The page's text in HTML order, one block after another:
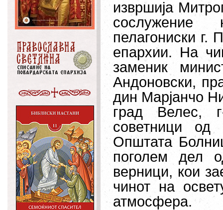
извршија
сослужение
пелагониски г.
епархии. На
заменик
Андоновски,
дин Марјанчо
град Велес,
советници од
Општата
поголем дел
верници, кои
чинот на
атмосфера.